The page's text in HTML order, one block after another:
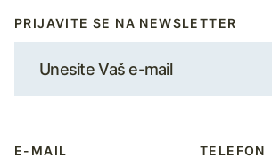
PRIJAVITE SE NA NEWSLETTER
E-MAIL TELEFON